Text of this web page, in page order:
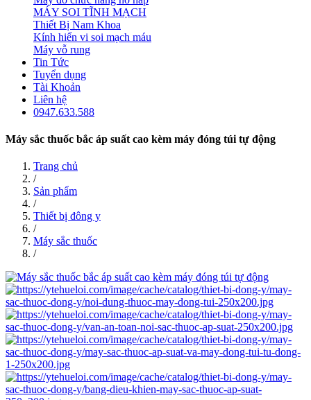
MÁY SOI TĨNH MẠCH
Thiết Bị Nam Khoa
Kính hiển vi soi mạch máu
Máy vỗ rung
Tin Tức
Tuyển dụng
Tài Khoản
Liên hệ
0947.633.588
Máy sắc thuốc bắc áp suất cao kèm máy đóng túi tự động
Trang chủ
/
Sản phẩm
/
Thiết bị đông y
/
Máy sắc thuốc
/